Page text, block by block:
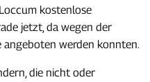
kostenlose
jetzt, da wegen der
angeboten werden konnten.
die nicht oder